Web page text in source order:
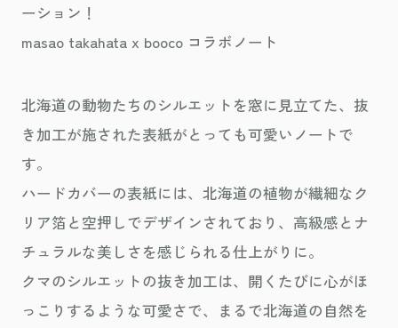
ーション！
masao takahata x booco コラボノート
北海道の動物たちのシルエットを窓に見立てた、抜
き加工が施された表紙がとっても可愛いノートで
す。
ハードカバーの表紙には、北海道の植物が繊細なク
リア箔と空押しでデザインされており、高級感とナ
チュラルな美しさを感じられる仕上がりに。
クマのシルエットの抜き加工は、開くたびに心がほ
っこりするような可愛さで、まるで北海道の自然を